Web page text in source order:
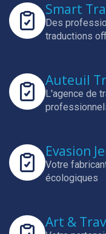
Smart
Des
traductions
Auteuil
L'agence de
Evasion
Votre
écologiques
Art &